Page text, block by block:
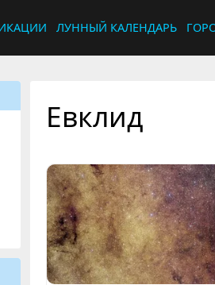
ЛУННЫЙ КАЛЕНДАРЬ
Евклид